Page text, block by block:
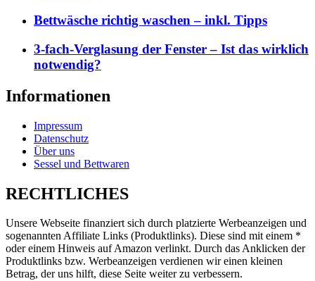
Bettwäsche richtig waschen – inkl. Tipps
3-fach-Verglasung der Fenster – Ist das wirklich
notwendig?
Informationen
Impressum
Datenschutz
Über uns
Sessel und Bettwaren
RECHTLICHES
Unsere Webseite finanziert sich durch platzierte Werbeanzeigen und
sogenannten Affiliate Links (Produktlinks). Diese sind mit einem *
oder einem Hinweis auf Amazon verlinkt. Durch das Anklicken der
Produktlinks bzw. Werbeanzeigen verdienen wir einen kleinen
Betrag, der uns hilft, diese Seite weiter zu verbessern.